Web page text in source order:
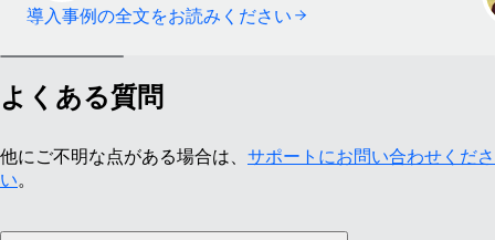
導入事例の全文をお読みください
よくある質問
他にご不明な点がある場合は、 サポートにお問い合わせくださ
い。